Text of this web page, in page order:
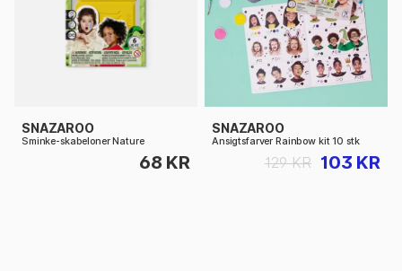
SNAZAROO
Sminke-skabeloner Nature
68 KR
SNAZAROO
Ansigtsfarver Rainbow kit 10 stk
103 KR
129 KR